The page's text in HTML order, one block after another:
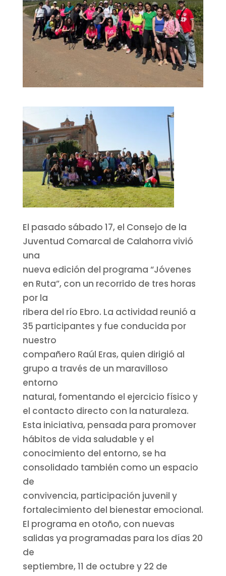
El pasado sábado 17, el Consejo de la
Juventud Comarcal de Calahorra vivió
una
nueva edición del programa “Jóvenes
en Ruta”, con un recorrido de tres horas
por la
ribera del río Ebro. La actividad reunió a
35 participantes y fue conducida por
nuestro
compañero Raúl Eras, quien dirigió al
grupo a través de un maravilloso
entorno
natural, fomentando el ejercicio físico y
el contacto directo con la naturaleza.
Esta iniciativa, pensada para promover
hábitos de vida saludable y el
conocimiento del entorno, se ha
consolidado también como un espacio
de
convivencia, participación juvenil y
fortalecimiento del bienestar emocional.
El programa en otoño, con nuevas
salidas ya programadas para los días 20
de
septiembre, 11 de octubre y 22 de